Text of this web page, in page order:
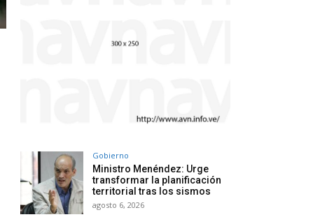
Gobierno
Ministro Menéndez: Urge
transformar la planificación
territorial tras los sismos
agosto 6, 2026